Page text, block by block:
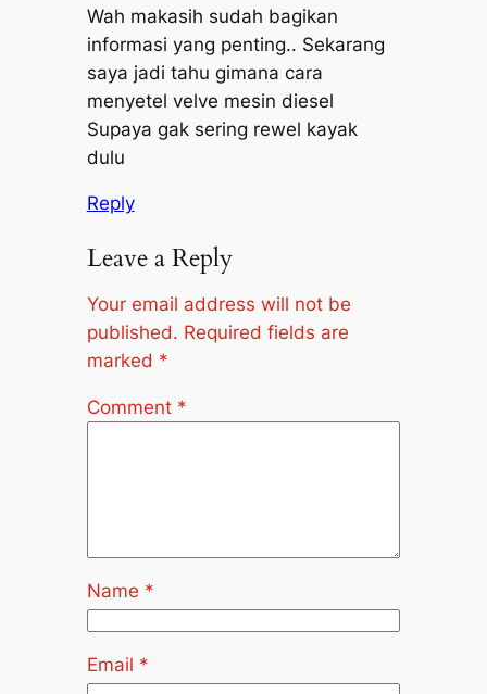
Wah makasih sudah bagikan
informasi yang penting.. Sekarang
saya jadi tahu gimana cara
menyetel velve mesin diesel
Supaya gak sering rewel kayak
dulu
Reply
Leave a Reply
Your email address will not be
published. Required fields are
marked *
Comment *
Name *
Email *